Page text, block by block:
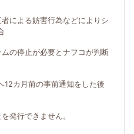
による妨害行為などによりシ
の停止が必要とナフコが判断
12カ月前の事前通知をした後
発行できません。